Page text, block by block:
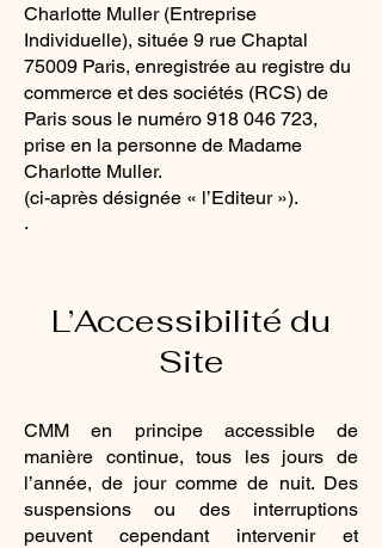
Charlotte Muller (Entreprise
Individuelle), située 9 rue Chaptal
75009 Paris, enregistrée au registre du
commerce et des sociétés (RCS) de
Paris sous le numéro 918 046 723,
prise en la personne de Madame
Charlotte Muller.
(ci-après désignée « l’Editeur »).
.
L’Accessibilité du
Site
CMM en principe accessible de
manière continue, tous les jours de
l’année, de jour comme de nuit. Des
suspensions ou des interruptions
peuvent cependant intervenir et